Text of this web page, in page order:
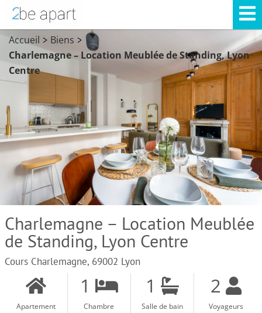
Accueil > Biens >
Charlemagne – Location Meublée de Standing, Lyon
Centre
Charlemagne – Location Meublée
de Standing, Lyon Centre
Cours Charlemagne, 69002 Lyon
Apartement
1
Chambre
1
Salle de bain
2
Voyageurs